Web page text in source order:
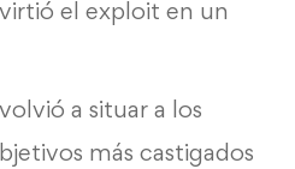
el exploit en un
a situar a los
más castigados